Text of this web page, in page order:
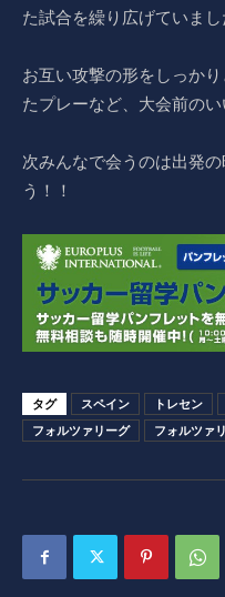
た試合を繰り広げていまし
お互い攻撃の形をしっか
たプレーなど、大会前の
次みんなで会うのは出発
う！！
タグ スペイン トレセン
フォルツァリーグ
フォルツァ